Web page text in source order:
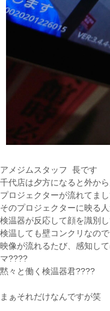
アメジムスタッフ 長です
千代店は夕方になると外か
プロジェクターが流れてまし
そのプロジェクターに映る
検温器が反応して顔を識別し
検温しても壁コンクリなので
映像が流れるたび、感知し
マ????
黙々と働く検温器君????
まぁそれだけなんですが笑